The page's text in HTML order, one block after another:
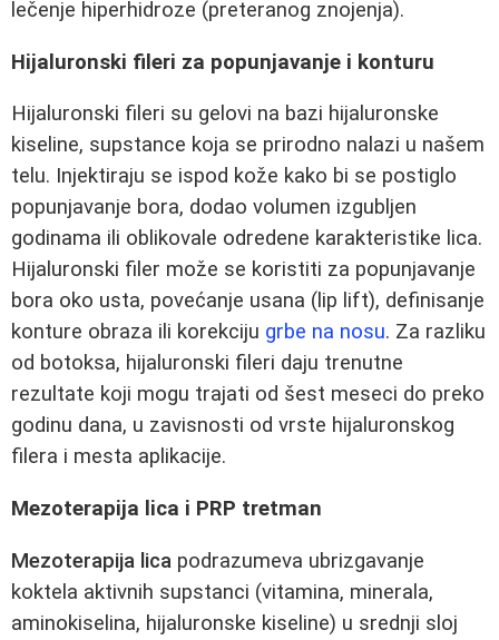
lečenje hiperhidroze (preteranog znojenja).
Hijaluronski fileri za popunjavanje i konturu
Hijaluronski fileri su gelovi na bazi hijaluronske
kiseline, supstance koja se prirodno nalazi u našem
telu. Injektiraju se ispod kože kako bi se postiglo
popunjavanje bora, dodao volumen izgubljen
godinama ili oblikovale odredene karakteristike lica.
Hijaluronski filer može se koristiti za popunjavanje
bora oko usta, povećanje usana (lip lift), definisanje
konture obraza ili korekciju grbe na nosu. Za razliku
od botoksa, hijaluronski fileri daju trenutne
rezultate koji mogu trajati od šest meseci do preko
godinu dana, u zavisnosti od vrste hijaluronskog
filera i mesta aplikacije.
Mezoterapija lica i PRP tretman
Mezoterapija lica podrazumeva ubrizgavanje
koktela aktivnih supstanci (vitamina, minerala,
aminokiselina, hijaluronske kiseline) u srednji sloj